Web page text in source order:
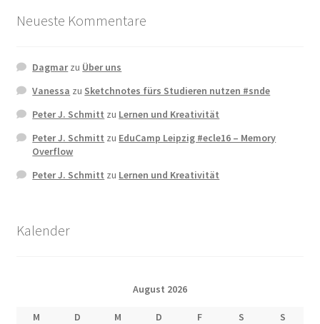
Neueste Kommentare
Dagmarzu Über uns
Vanessa zu Sketchnotes fürs Studieren nutzen #snde
Peter J. Schmitt zu Lernen und Kreativität
Peter J. Schmitt zu EduCamp Leipzig #ecle16 – Memory
Overflow
Peter J. Schmitt zu Lernen und Kreativität
Kalender
August 2026
M D M D F S
S